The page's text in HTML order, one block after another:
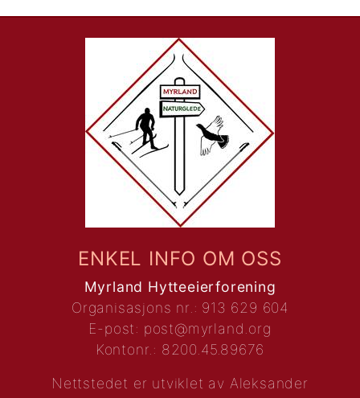
ENKEL INFO OM OSS
Myrland Hytteeierforening
Organisasjons nr.: 913 629 604
E-post: post@myrland.org
Kontonr.: 8200.45.89676
Nettstedet er utviklet av Aleksander